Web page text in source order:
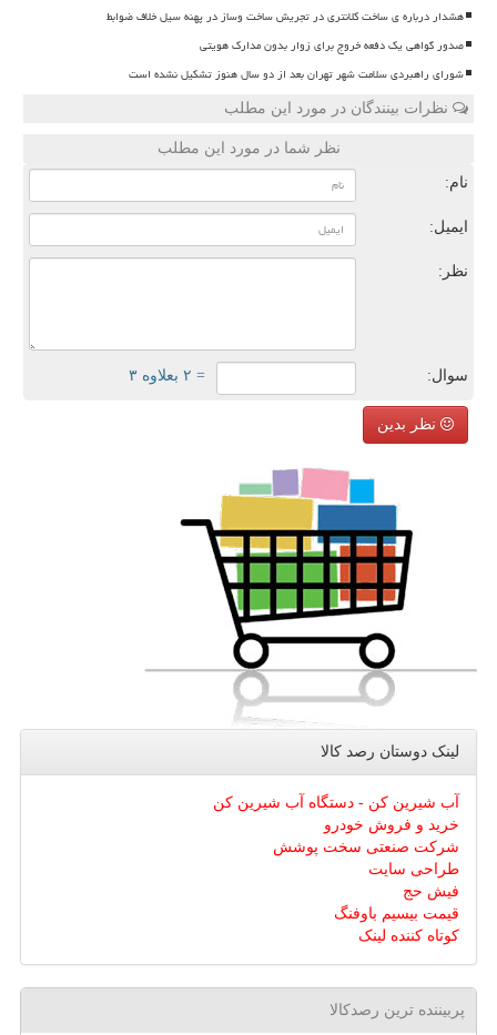
هشدار درباره ی ساخت کلانتری در تجریش ساخت وساز در پهنه سیل خلاف ضوابط
صدور گواهی یک دفعه خروج برای زوار بدون مدارک هویتی
شورای راهبردی سلامت شهر تهران بعد از دو سال هنوز تشکیل نشده است
نظرات بینندگان در مورد این مطلب
نظر شما در مورد این مطلب
نام:
ایمیل:
نظر:
سوال: = ۲ بعلاوه ۳
نظر بدین
لینک دوستان رصد كالا
آب شیرین کن - دستگاه آب شیرین کن
خرید و فروش خودرو
شرکت صنعتی سخت پوشش
طراحی سایت
فیش حج
قیمت بیسیم باوفنگ
کوتاه کننده لینک
پربیننده ترین رصدکالا